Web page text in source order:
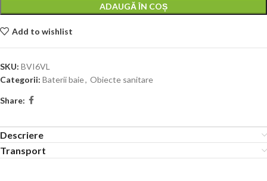
ADAUGĂ ÎN COȘ
Add to wishlist
SKU: BVI6VL
Categorii: Baterii baie, Obiecte sanitare
Share:
Descriere
Transport